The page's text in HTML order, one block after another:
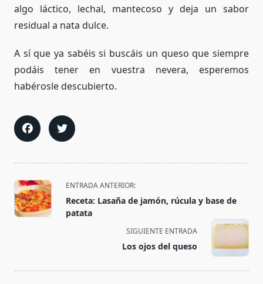
algo láctico, lechal, mantecoso y deja un sabor
residual a nata dulce.
A sí que ya sabéis si buscáis un queso que siempre
podáis tener en vuestra nevera, esperemos
habérosle descubierto.
<span
class="nav-
subtitle
ENTRADA ANTERIOR:
Receta: Lasaña de jamón, rúcula y base de
patata
SIGUIENTE ENTRADA
Los ojos del queso